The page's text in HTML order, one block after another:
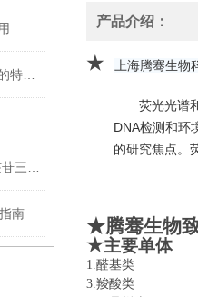
南
产品介绍：
★ 上海腾骞生物
荧光光谱
DNA检测和环
的研究焦点。
★腾骞生物
★主要单体
1.醛基
3.羧酸